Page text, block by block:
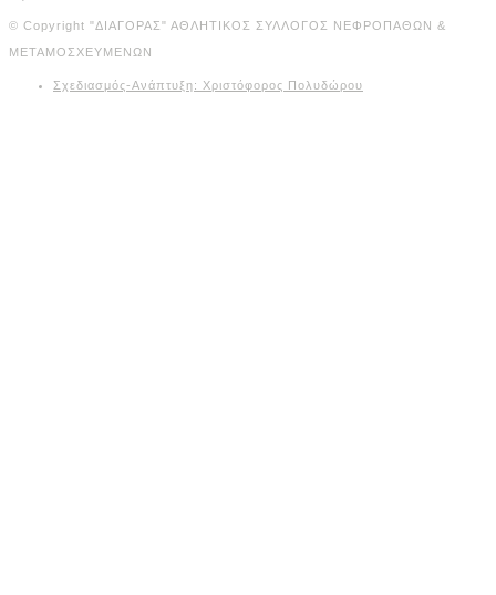
© Copyright "ΔΙΑΓΟΡΑΣ" ΑΘΛΗΤΙΚΟΣ ΣΥΛΛΟΓΟΣ ΝΕΦΡΟΠΑΘΩΝ &
ΜΕΤΑΜΟΣΧΕΥΜΕΝΩΝ
Σχεδιασμός-Ανάπτυξη: Χριστόφορος Πολυδώρου